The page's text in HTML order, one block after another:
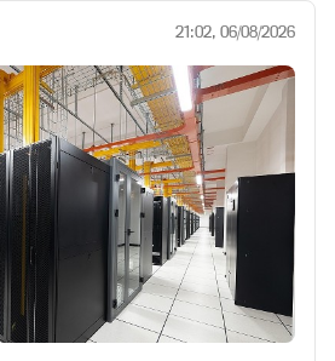
21:02, 06/08/2026